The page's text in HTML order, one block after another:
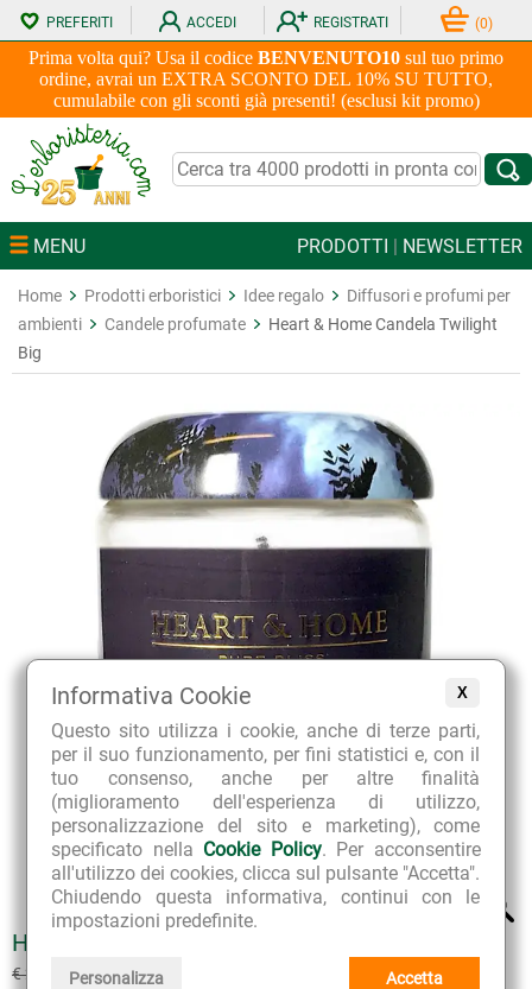
X
Informativa Cookie
Questo sito utilizza i cookie, anche di terze parti,
per il suo funzionamento, per fini statistici e, con il
tuo consenso, anche per altre finalità
(miglioramento dell'esperienza di utilizzo,
personalizzazione del sito e marketing), come
specificato nella Cookie Policy. Per acconsentire
all'utilizzo dei cookies, clicca sul pulsante "Accetta".
Chiudendo questa informativa, continui con le
impostazioni predefinite.
Personalizza Accetta
Prima volta qui? Usa il codice BENVENUTO10 sul tuo primo
ordine, avrai un EXTRA SCONTO DEL 10% SU TUTTO,
cumulabile con gli sconti già presenti! (esclusi kit promo)
PREFERITI ACCEDI REGISTRATI (0)
MENU PRODOTTI | NEWSLETTER
Home Prodotti erboristici Idee regalo
Diffusori e profumi per
ambienti
Candele profumate
Heart & Home Candela Twilight
Big
HEART & HOME CANDELA TWILIGHT BIG
€ 21.00 € 18.90(sconto 10%)